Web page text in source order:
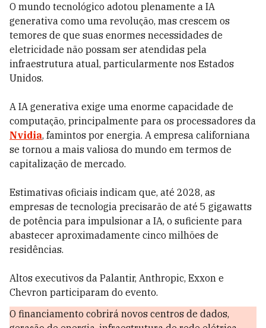
O mundo tecnológico adotou plenamente a IA
generativa como uma revolução, mas crescem os
temores de que suas enormes necessidades de
eletricidade não possam ser atendidas pela
infraestrutura atual, particularmente nos Estados
Unidos.
A IA generativa exige uma enorme capacidade de
computação, principalmente para os processadores da
Nvidia, famintos por energia. A empresa californiana
se tornou a mais valiosa do mundo em termos de
capitalização de mercado.
Estimativas oficiais indicam que, até 2028, as
empresas de tecnologia precisarão de até 5 gigawatts
de potência para impulsionar a IA, o suficiente para
abastecer aproximadamente cinco milhões de
residências.
Altos executivos da Palantir, Anthropic, Exxon e
Chevron participaram do evento.
O financiamento cobrirá novos centros de dados,